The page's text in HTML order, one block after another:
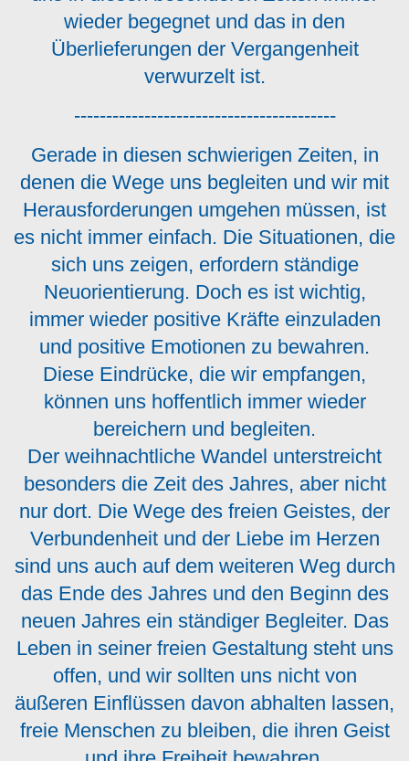
wieder begegnet und das in den
Überlieferungen der Vergangenheit
verwurzelt ist.
-----------------------------------------
Gerade in diesen schwierigen Zeiten, in
denen die Wege uns begleiten und wir mit
Herausforderungen umgehen müssen, ist
es nicht immer einfach. Die Situationen, die
sich uns zeigen, erfordern ständige
Neuorientierung. Doch es ist wichtig,
immer wieder positive Kräfte einzuladen
und positive Emotionen zu bewahren.
Diese Eindrücke, die wir empfangen,
können uns hoffentlich immer wieder
bereichern und begleiten.
Der weihnachtliche Wandel unterstreicht
besonders die Zeit des Jahres, aber nicht
nur dort. Die Wege des freien Geistes, der
Verbundenheit und der Liebe im Herzen
sind uns auch auf dem weiteren Weg durch
das Ende des Jahres und den Beginn des
neuen Jahres ein ständiger Begleiter. Das
Leben in seiner freien Gestaltung steht uns
offen, und wir sollten uns nicht von
äußeren Einflüssen davon abhalten lassen,
freie Menschen zu bleiben, die ihren Geist